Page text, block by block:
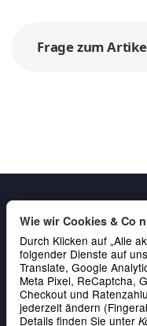
Frage zum
Gesetzliche
Service & Kontakt
Wie wir Cookies & Co
Durch Klicken auf „Alle
folgender Dienste auf
Translate, Google
Meta Pixel, ReCaptcha,
Checkout und
jederzeit ändern
Details finden Sie unter